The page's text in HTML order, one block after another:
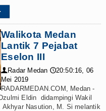
Walikota Medan
Lantik 7 Pejabat
Eselon III
👤 Radar Medan 🕔20:50:16, 06
Mei 2019
RADARMEDAN.COM, Medan -
Eldin didampingi Wakil
Akhyar Nasution, M. Si melantik